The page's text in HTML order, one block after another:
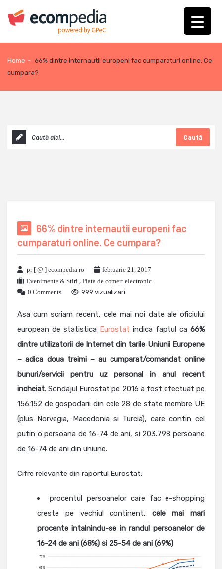
Home - 66% dintre internautii europeni fac cumparaturi online. Ce
cumpara?
Caută
66% dintre internautii europeni fac
cumparaturi online. Ce cumpara?
pr [ @ ] ecompedia ro
februarie 21, 2017
Evenimente & Stiri , Piata de comert electronic
0 Comments
999 vizualizari
Asa cum scriam recent, cele mai noi date ale oficiului
european de statistica Eurostat indica faptul ca 66%
dintre utilizatorii de Internet din tarile Uniunii Europene
– adica doua treimi – au cumparat/comandat online
bunuri/servicii pentru uz personal in anul recent
incheiat. Sondajul Eurostat pe 2016 a fost efectuat pe
156.152 de gospodarii din cele 28 de state membre UE
(plus Norvegia, Macedonia si Turcia), care contin cel
putin o persoana de 16-74 de ani, si 203.798 persoane
de 16-74 de ani din uniune.
Cifre relevante din raportul Eurostat:
procentul persoanelor care fac e-shopping
creste pe vechiul continent,cele mai mari
procente intalnindu-se in randul persoanelor de
16-24 de ani (68%) si 25-54 de ani (69%)